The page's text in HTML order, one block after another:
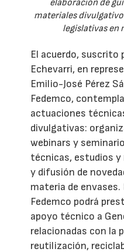
elaboración de
materiales
legislativas en
El acuerdo, suscrito
Echevarri, en
Emilio-José Pérez
Fedemco,
actuaciones
divulgativas:
webinars y
técnicas, estudios
y difusión de
materia de
Fedemco podrá
apoyo técnico a
relacionadas con la
reutilización,